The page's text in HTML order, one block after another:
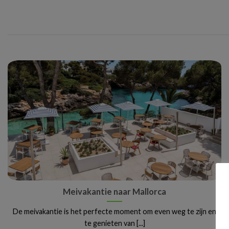
Meivakantie naar Mallorca
De meivakantie is het perfecte moment om even weg te zijn en
te genieten van [...]